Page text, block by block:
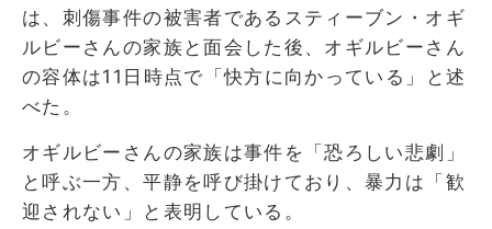
は、刺傷事件の被害者であるスティーブン・オギ
ルビーさんの家族と面会した後、オギルビーさん
の容体は11日時点で「快方に向かっている」と述
べた。
オギルビーさんの家族は事件を「恐ろしい悲劇」
と呼ぶ一方、平静を呼び掛けており、暴力は「歓
迎されない」と表明している。